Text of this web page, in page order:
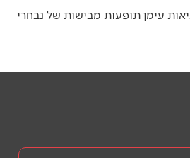
עימן תופעות מבישות של נבחרי